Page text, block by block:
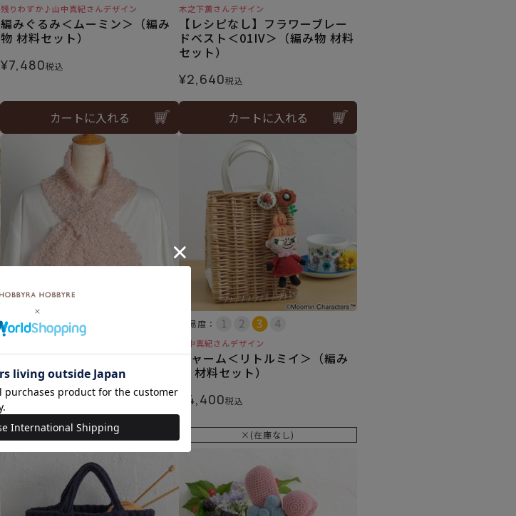
残りわずか♪山中真紀さんデザイン
編みぐるみ＜ムーミン＞（編み
物 材料セット）
¥7,480税込
カートに入れる
木之下薫さんデザイン
【レシピなし】フラワーブレー
ドベスト＜01IV＞（編み物 材料
セット）
¥2,640税込
カートに入れる
難易度：
（編み物 材料セット）
¥4,180税込
×(在庫なし)
難易度：
山中真紀さんデザイン
チャーム＜リトルミイ＞（編み
物 材料セット）
4,400税込
×(在庫なし)